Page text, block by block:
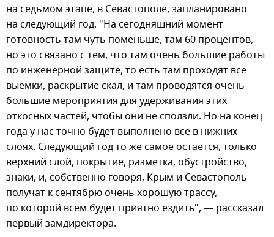
на седьмом этапе, в Севастополе, запланировано
на следующий год. "На сегодняшний момент
готовность там чуть поменьше, там 60 процентов,
но это связано с тем, что там очень большие работы
по инженерной защите, то есть там проходят все
выемки, раскрытие скал, и там проводятся очень
большие мероприятия для удерживания этих
откосных частей, чтобы они не сползли. Но на конец
года у нас точно будет выполнено все в нижних
слоях. Следующий год то же самое остается, только
верхний слой, покрытие, разметка, обустройство,
знаки, и, собственно говоря, Крым и Севастополь
получат к сентябрю очень хорошую трассу,
по которой всем будет приятно ездить", — рассказал
первый замдиректора.